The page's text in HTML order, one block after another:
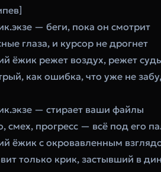
— беги, пока он смотрит
глаза, и курсор не дрогнет
ёжик режет воздух, режет
как ошибка, что уже не
— стирает ваши файлы
смех, прогресс — всё под его
ёжик с окровавленным
только крик, застывший в